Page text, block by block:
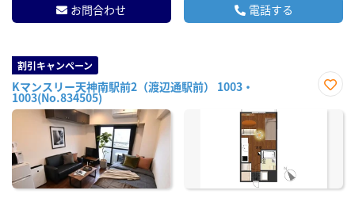
お問合わせ 電話する
割引キャンペーン
Kマンスリー天神南駅前2（渡辺通駅前） 1003・
1003(No.834505)
に入